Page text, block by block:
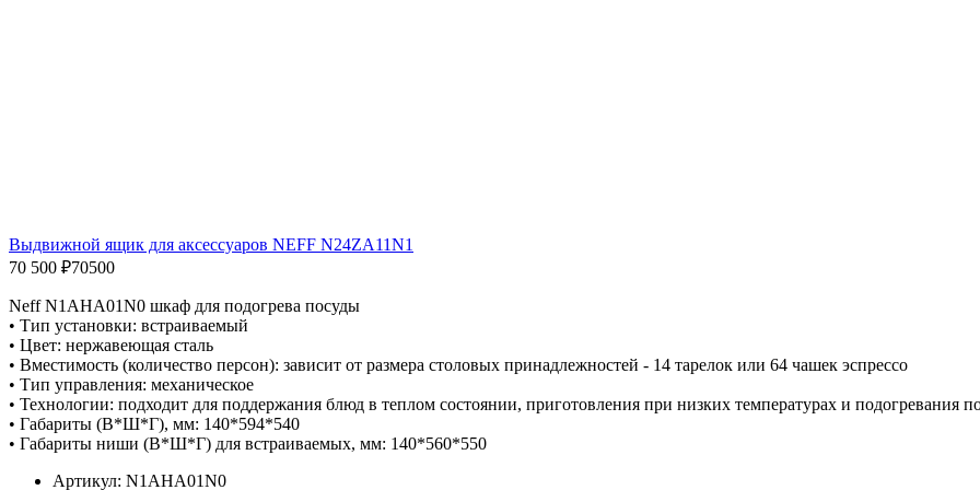
Выдвижной ящик для аксессуаров NEFF N24ZA11N1
70 500 ₽70500
Neff N1AHA01N0 шкаф для подогрева посуды
• Тип установки: встраиваемый
• Цвет: нержавеющая сталь
• Вместимость (количество персон): зависит от размера столовых принадлежностей - 14 тарелок или 64 чашек эспрессо
• Тип управления: механическое
• Технологии: подходит для поддержания блюд в теплом состоянии, приготовления при низких температурах и подогревания
• Габариты (В*Ш*Г), мм: 140*594*540
• Габариты ниши (В*Ш*Г) для встраиваемых, мм: 140*560*550
Артикул: N1AHA01N0